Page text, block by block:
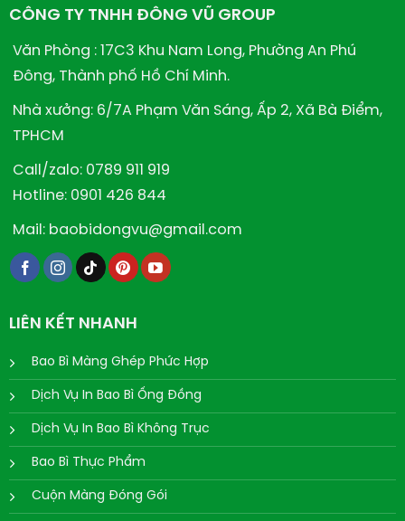
CÔNG TY TNHH ĐÔNG VŨ GROUP
Văn Phòng : 17C3 Khu Nam Long, Phường An Phú
Đông, Thành phố Hồ Chí Minh.
Nhà xưởng: 6/7A Phạm Văn Sáng, Ấp 2, Xã Bà Điểm,
TPHCM
Call/zalo: 0789 911 919
Hotline: 0901 426 844
Mail: baobidongvu@gmail.com
LIÊN KẾT NHANH
Bao Bì Màng Ghép Phức Hợp
Dịch Vụ In Bao Bì Ống Đồng
Dịch Vụ In Bao Bì Không Trục
Bao Bì Thực Phẩm
Cuộn Màng Đóng Gói